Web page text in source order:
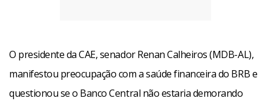
O presidente da CAE, senador Renan Calheiros (MDB-AL),
manifestou preocupação com a saúde financeira do BRB e
questionou se o Banco Central não estaria demorando